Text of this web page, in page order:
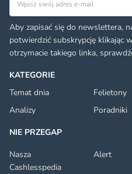
KATEGORIE
Temat dnia
Felietony
Analizy
Poradniki
NIE PRZEGAP
Nasza
Cashlesspedia
Alert
Aby zapisać się do newslettera,
potwierdzić subskrypcję klikając
otrzymacie takiego linka,